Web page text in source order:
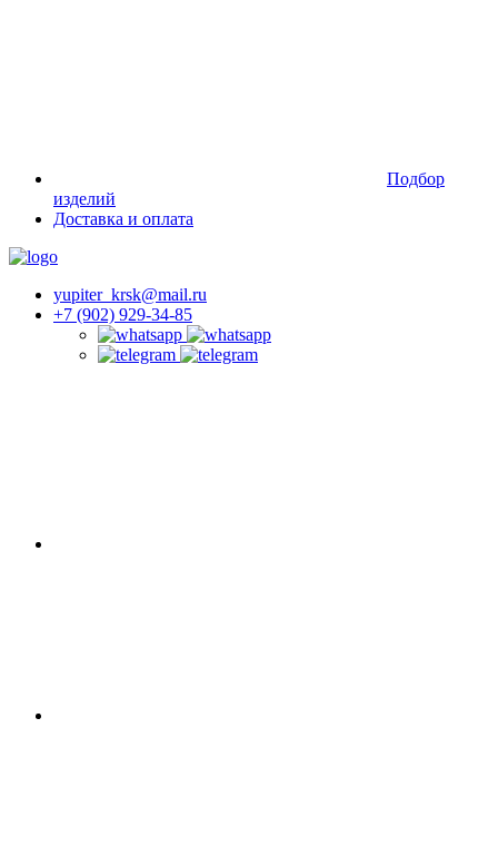
Подбор
изделий
Доставка и оплата
yupiter_krsk@mail.ru
+7 (902) 929-34-85